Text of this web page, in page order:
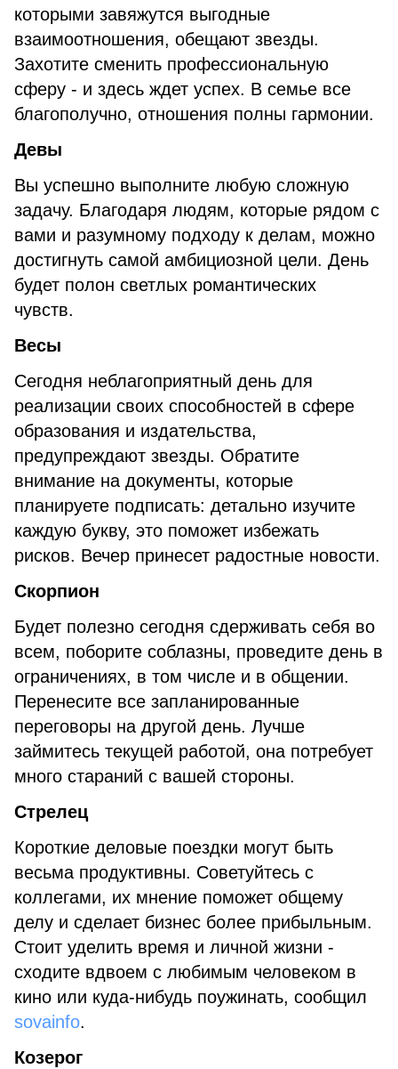
которыми завяжутся выгодные
взаимоотношения, обещают звезды.
Захотите сменить профессиональную
сферу - и здесь ждет успех. В семье все
благополучно, отношения полны гармонии.
Девы
Вы успешно выполните любую сложную
задачу. Благодаря людям, которые рядом с
вами и разумному подходу к делам, можно
достигнуть самой амбициозной цели. День
будет полон светлых романтических
чувств.
Весы
Сегодня неблагоприятный день для
реализации своих способностей в сфере
образования и издательства,
предупреждают звезды. Обратите
внимание на документы, которые
планируете подписать: детально изучите
каждую букву, это поможет избежать
рисков. Вечер принесет радостные новости.
Скорпион
Будет полезно сегодня сдерживать себя во
всем, поборите соблазны, проведите день в
ограничениях, в том числе и в общении.
Перенесите все запланированные
переговоры на другой день. Лучше
займитесь текущей работой, она потребует
много стараний с вашей стороны.
Стрелец
Короткие деловые поездки могут быть
весьма продуктивны. Советуйтесь с
коллегами, их мнение поможет общему
делу и сделает бизнес более прибыльным.
Стоит уделить время и личной жизни -
сходите вдвоем с любимым человеком в
кино или куда-нибудь поужинать, сообщил
sovainfo.
Козерог